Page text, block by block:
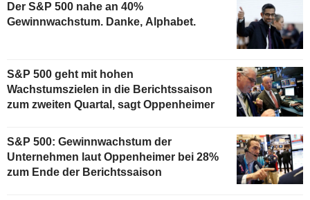
Der S&P 500 nahe an 40%
Gewinnwachstum. Danke, Alphabet.
S&P 500 geht mit hohen
Wachstumszielen in die Berichtssaison
zum zweiten Quartal, sagt Oppenheimer
S&P 500: Gewinnwachstum der
Unternehmen laut Oppenheimer bei 28%
zum Ende der Berichtssaison